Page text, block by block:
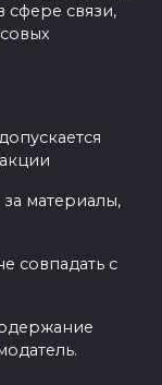
связи,
материалы,
совпадать с